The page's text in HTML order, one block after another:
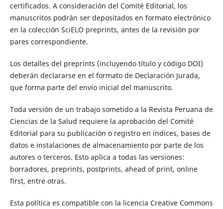
certificados. A consideración del Comité Editorial, los
manuscritos podrán ser depositados en formato electrónico
en la colección SciELO preprints, antes de la revisión por
pares correspondiente.
Los detalles del preprints (incluyendo título y código DOI)
deberán declararse en el formato de Declaración Jurada,
que forma parte del envío inicial del manuscrito.
Toda versión de un trabajo sometido a la Revista Peruana de
Ciencias de la Salud requiere la aprobación del Comité
Editorial para su publicación o registro en índices, bases de
datos e instalaciones de almacenamiento por parte de los
autores o terceros. Esto aplica a todas las versiones:
borradores, preprints, postprints, ahead of print, online
first, entre otras.
Esta política es compatible con la licencia Creative Commons